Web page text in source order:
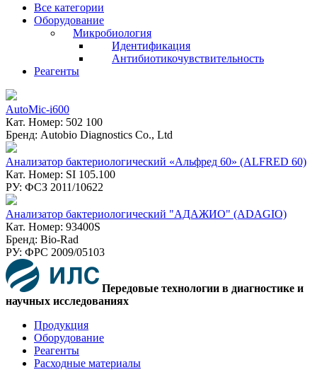
Все категории
Оборудование
Микробиология
Идентификация
Антибиотикочувствительность
Реагенты
AutoMic-i600
Кат. Номер: 502 100
Бренд: Autobio Diagnostics Co., Ltd
Анализатор бактериологический «Альфред 60» (ALFRED 60)
Кат. Номер: SI 105.100
РУ: ФСЗ 2011/10622
Анализатор бактериологический "АДАЖИО" (ADAGIO)
Кат. Номер: 93400S
Бренд: Bio-Rad
РУ: ФPC 2009/05103
Передовые технологии в диагностике и
научных исследованиях
Продукция
Оборудование
Реагенты
Расходные материалы